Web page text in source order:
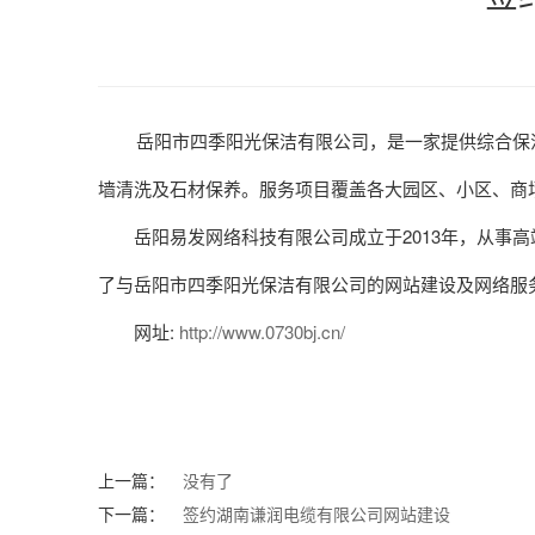
岳阳市四季阳光保洁有限公司，是一家提供综合保
墙清洗及石材保养。服务项目覆盖各大园区、小区、
岳阳易发网络科技有限公司成立于2013年，从事高
了与岳阳市四季阳光保洁有限公司的网站建设及网络
网址: http://www.0730bj.cn/
上一篇：
没有了
下一篇：
签约湖南谦润电缆有限公司网站建设